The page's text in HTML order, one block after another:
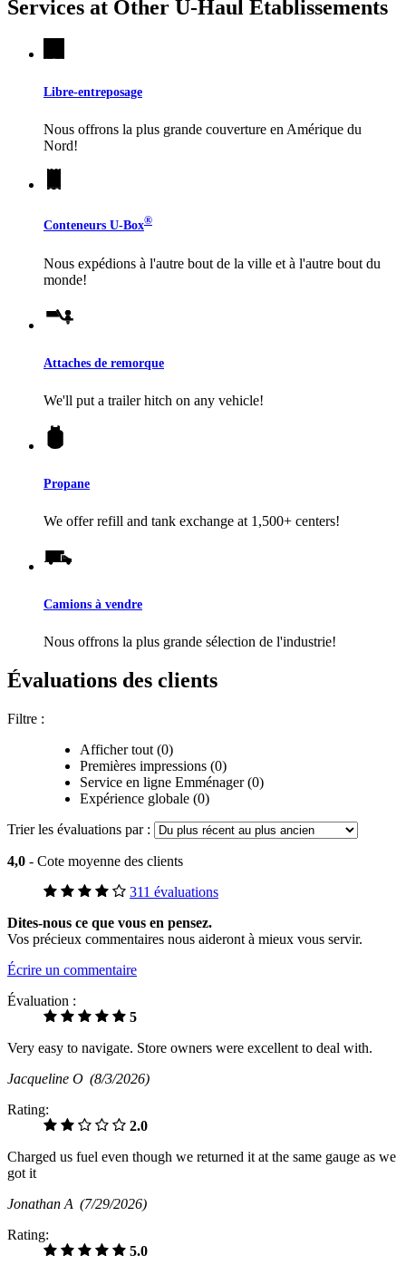
Services at Other U-Haul Établissements
Libre-entreposage
Nous offrons la plus grande couverture en Amérique du
Nord!
Conteneurs U-Box®
Nous expédions à l'autre bout de la ville et à l'autre bout du
monde!
Attaches de remorque
We'll put a trailer hitch on any vehicle!
Propane
We offer refill and tank exchange at 1,500+ centers!
Camions à vendre
Nous offrons la plus grande sélection de l'industrie!
Évaluations des clients
Filtre :
Afficher tout (0)
Premières impressions (0)
Service en ligne Emménager (0)
Expérience globale (0)
Trier les évaluations par :
4,0 - Cote moyenne des clients
311 évaluations
Dites-nous ce que vous en pensez.
Vos précieux commentaires nous aideront à mieux vous servir.
Écrire un commentaire
Évaluation :
5
Very easy to navigate. Store owners were excellent to deal with.
Jacqueline O (8/3/2026)
Rating:
2.0
Charged us fuel even though we returned it at the same gauge as we
got it
Jonathan A (7/29/2026)
Rating:
5.0